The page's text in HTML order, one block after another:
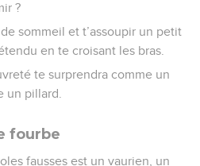
?
sommeil et t’assoupir un petit
en te croisant les bras.
te surprendra comme un
un pillard.
fourbe
fausses est un vaurien, un